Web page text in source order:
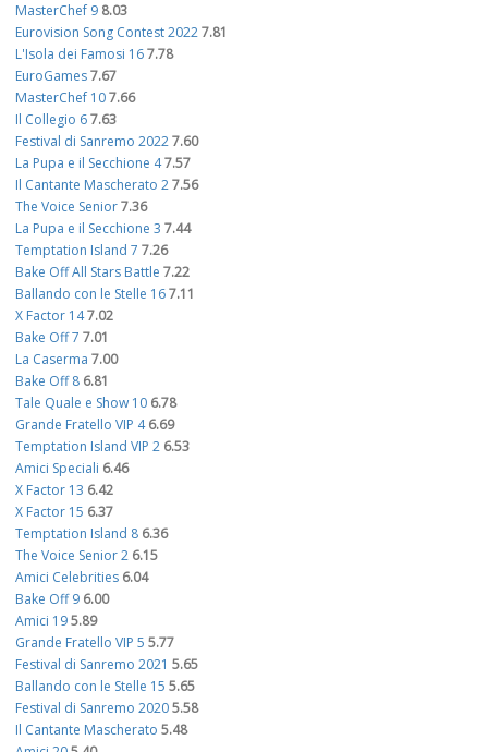
MasterChef 9 8.03
Eurovision Song Contest 20227.81
L'Isola dei Famosi 167.78
EuroGames7.67
MasterChef 107.66
Il Collegio 67.63
Festival di Sanremo 20227.60
La Pupa e il Secchione 47.57
Il Cantante Mascherato 27.56
The Voice Senior7.36
La Pupa e il Secchione 3 7.44
Temptation Island 7 7.26
Bake Off All Stars Battle 7.22
Ballando con le Stelle 167.11
X Factor 147.02
Bake Off 7 7.01
La Caserma 7.00
Bake Off 8 6.81
Tale Quale e Show 10 6.78
Grande Fratello VIP 4 6.69
Temptation Island VIP 2 6.53
Amici Speciali 6.46
X Factor 13 6.42
X Factor 15 6.37
Temptation Island 8 6.36
The Voice Senior 2 6.15
Amici Celebrities 6.04
Bake Off 9 6.00
Amici 195.89
Grande Fratello VIP 5 5.77
Festival di Sanremo 2021 5.65
Ballando con le Stelle 15 5.65
Festival di Sanremo 20205.58
Il Cantante Mascherato 5.48